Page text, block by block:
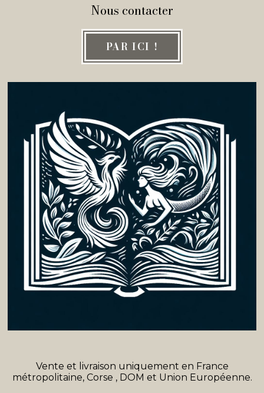
Nous contacter
PAR ICI !
Vente et livraison uniquement en France
métropolitaine, Corse , DOM et Union Européenne.